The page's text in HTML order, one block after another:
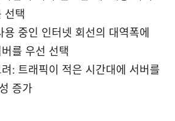
선택
중인 인터넷 회선의 대역폭에
를 우선 선택
: 트래픽이 적은 시간대에 서버를
증가